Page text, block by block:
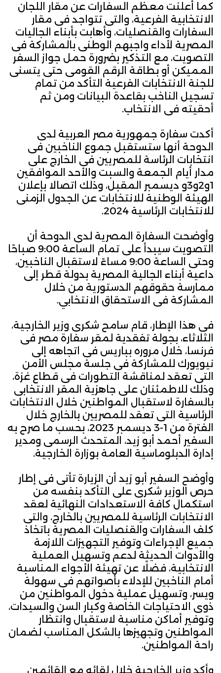
كما أعلنت معظم السفارات عن مقار اللجان
الانتخابية الفرعية، والتى تتواجد فى مقار
السفارات والقنصليات، وأهابت بأبناء الجاليات
المصرية لأداء واجبهم الوطنى بالمشاركة فى
التصويت، مع التذكير بضرورة حمل جواز السفر
المميكن أو بطاقة الرقم القومى حتى يتسنى
للجنة الانتخابات الفرعية التأكد من تمام
تسجيل الناخب بقاعدة البيانات ومن ثم
أحقيته فى الانتخاب.
أكدت سفارة جمهورية مصر العربية لدى
الدوحة أنها ستستقبل جموع الناخبين فى
انتخابات الرئاسة للمصريين فى الخارج على
مدار أيام الجمعة والسبت والأحد الموافقين
1و2و3و ديسمبر المقبل، وذلك اتصالا بإعلان
الهيئة الوطنية للانتخابات عن الجدول الزمنى
للانتخابات الرئاسية 2024.
وأوضحت السفارة المصرية لدى الدوحة أن
التصويت سيبدأ على تمام الساعة 9:00 صباحًا
وحتى الساعة 9:00 مساءً لاستقبال الناخبين،
داعية أبناء الجالية المصرية بدولة قطر إلى
ممارسة حقوقهم الدستورية من خلال
المشاركة فى الاستحقاق الانتخابي.
فى هذا الإطار، قام سامح شكرى وزير الخارجية،
الثلاثاء، بجولة تفقدية لمقر سفارة مصر فى
فرنسا، خلال مروره بباريس فى اتجاهه إلى
نيويورك للمشاركة فى جلسة مجلس الأمن
التى تعقد لمناقشة التطورات فى قطاع غزة،
وذلك للاطمئنان على جاهزية المقر الانتخابى
بالسفارة لاستقبال المواطنين خلال الانتخابات
الرئاسية التى تعقد للمصريين بالخارج خلال
الفترة من 1-3 ديسمبر 2023، بحسب ما صرح به
السفير أحمد أبو زيد، المتحدث الرسمى ومدير
إدارة الدبلوماسية العامة بوزارة الخارجية.
وأوضح السفير أبو زيد أن الزيارة تأتى فى إطار
حرص الوزير شكرى على التأكد بنفسه من
استكمال كافة الاستعدادات النهائية لعقد
الانتخابات الرئاسية للمصريين بالخارج، والتى
كلف السفارات والقنصليات المصرية باتخاذ
جميع الإجراءات وتوفير التجهيزات اللازمة
والأدوات الحديثة لدعم وتسهيل العملية
الانتخابية، فضلًا عن تهيئة الأجواء المناسبة
أمام الناخبين للإدلاء بأصواتهم فى سهولة
ويسر، وتسهيل عملية دخول المواطنين من
ذوى الاحتياجات الخاصة وكبار السن والسيدات،
وتوفير أماكن مناسبة لاستقبال وانتظار
المواطنين وتجهيزها بالشكل المناسب لضمان
راحة المواطنين.
وأكد وزير الخارجية خلال لقائه مع القائمين